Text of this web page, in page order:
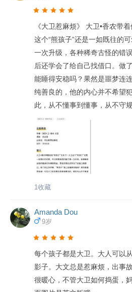
《大卫惹麻烦》 大卫•香农带
这个“熊孩子”还是一如既往的
一次升级，各种稀奇古怪的错
后还学会了给自己找借口。做
能睡得安稳吗？果然是噩梦连
纯善良的，他的内心并不希望
此，从不懂事到懂事，从不守
过程总是令人哭笑不得。我们
和孩子一起来读这本《大卫惹
子会在大卫的故事里，找到那
为孩子伴读这本绘本时，有4点
子进行互动： 1.封面是我们熟
——大卫。我们可以让孩子观察
上写满了不高兴，一旁的橱柜
啪嗒啪嗒地走着。看来，大卫
板凳呢！在正式翻书之前，不
又干了哪些坏事呢？ 2.让我们
些麻烦。他不仅拒绝进食、大
餐、还欺负小猫咪、抢小狗
事都显示着大卫正在尝试着支
1收藏
Amanda Dou
9岁
每个孩子都是大卫。大人可以
影子。大文总是惹麻烦，出事
很暖心，不管大卫如何捣蛋，